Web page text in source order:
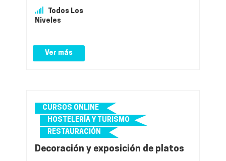
Todos Los
Niveles
Ver más
CURSOS ONLINE
HOSTELERÍA Y TURISMO
RESTAURACIÓN
Decoración y exposición de platos